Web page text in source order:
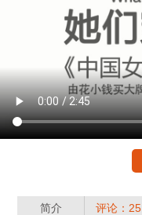
简介 评论：25